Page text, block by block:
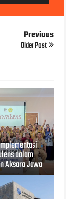
Previous
Older Post
dalam
Aksara Jawa